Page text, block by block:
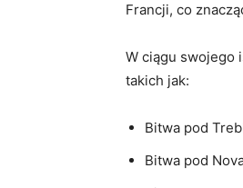
Francji, co
W ciągu swojego
takich jak:
Bitwa pod
Bitwa pod